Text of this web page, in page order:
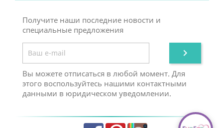
Получите наши последние новости и
специальные предложения

Вы можете отписаться в любой момент. Для
этого воспользуйтесь нашими контактными
данными в юридическом уведомлении.